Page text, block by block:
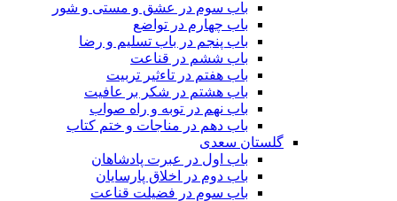
باب سوم در عشق و مستی و شور
باب چهارم در تواضع
باب پنجم در باب تسلیم و رضا
باب ششم در قناعت
باب هفتم در تاءثیر تربیت
باب هشتم در شکر بر عافیت
باب نهم در توبه و راه صواب
باب دهم در مناجات و ختم کتاب
گلستان سعدی
باب اول در عبرت پادشاهان
باب دوم در اخلاق پارسایان
باب سوم در فضیلت قناعت